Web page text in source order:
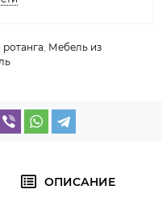
Мебель из
ОПИСАНИЕ